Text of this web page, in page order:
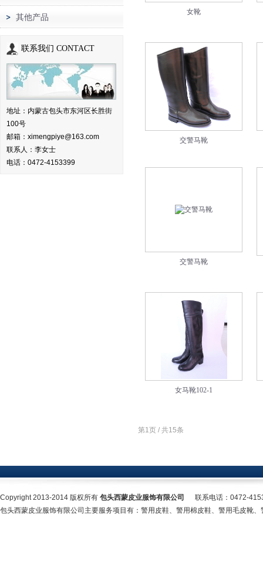
其他产品
联系我们 CONTACT
地址：内蒙古包头市东河区长胜街
100号
邮箱：ximengpiye@163.com
联系人：李女士
电话：0472-4153399
女靴
交警马靴
交警马靴
女马靴102-1
第1页 / 共15条
Copyright 2013-2014 版权所有 包头西蒙皮业服饰有限公司
联系电话：0472-
包头西蒙皮业服饰有限公司主要服务项目有：警用皮鞋、警用棉皮鞋、警用毛皮靴